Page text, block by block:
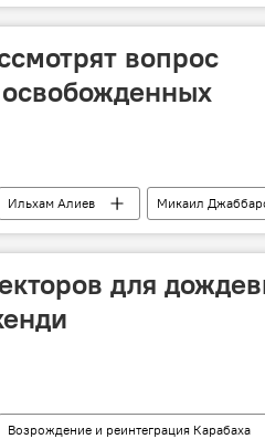
Микаил Джаббаров
вопрос
Ильхам Алиев Микаил
для
Возрождение и реинтеграция Карабаха